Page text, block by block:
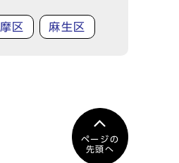
区 麻生区
ページの
先頭へ